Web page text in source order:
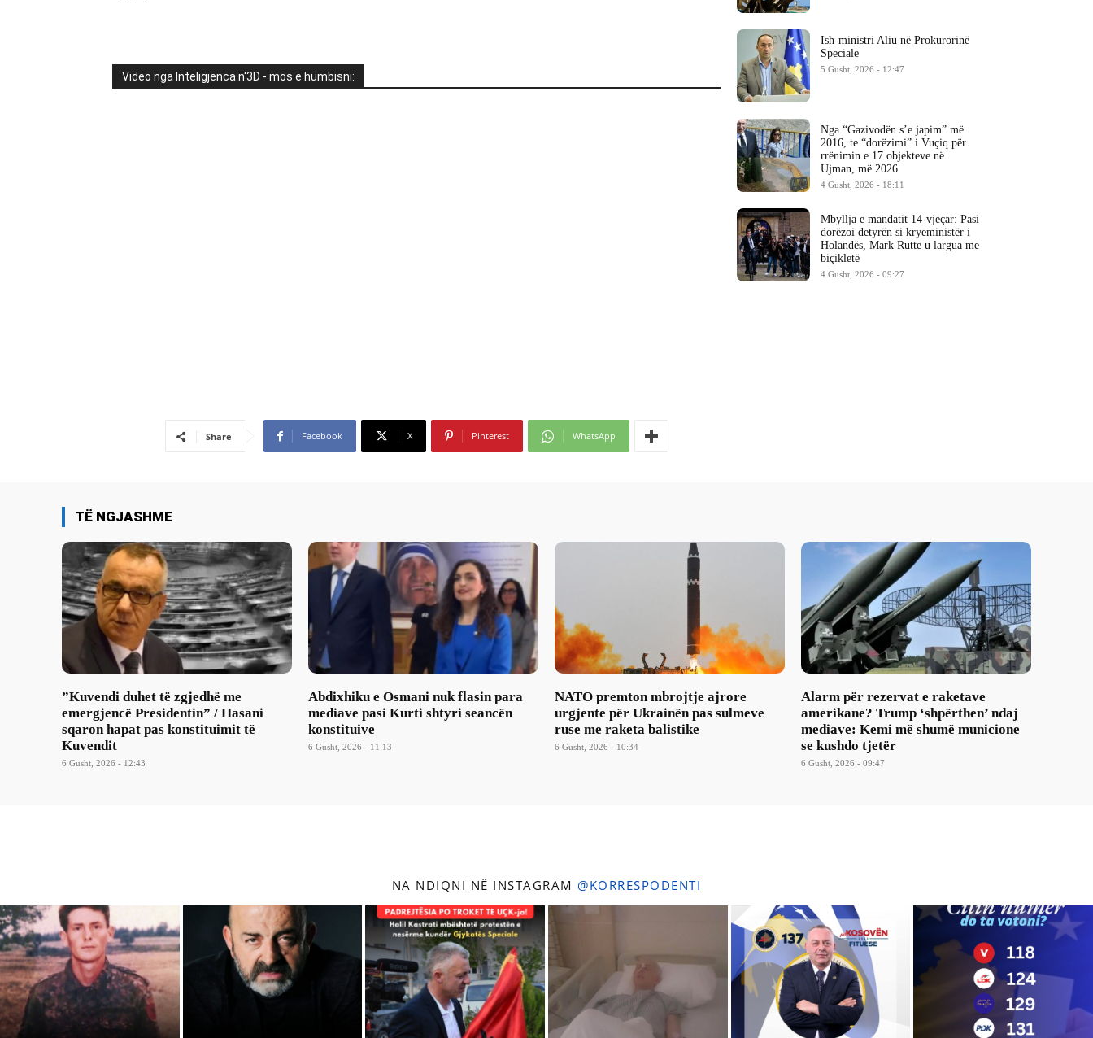
Video nga Inteligjenca n'3D - mos e humbisni:
Share Facebook X Pinterest WhatsApp
Ish-ministri ​Aliu në Prokurorinë
Speciale
5 Gusht, 2026 - 12:47
Nga “Gazivodën s’e japim” më
2016, te “dorëzimi” i Vuçiq për
rrënimin e 17 objekteve në
Ujman, më 2026
4 Gusht, 2026 - 18:11
Mbyllja e mandatit 14-vjeçar: Pasi
dorëzoi detyrën si kryeministër i
Holandës, Mark Rutte u largua me
biçikletë
4 Gusht, 2026 - 09:27
TË NGJASHME
​”Kuvendi duhet të zgjedhë me
emergjencë Presidentin” / Hasani
sqaron hapat pas konstituimit të
Kuvendit
6 Gusht, 2026 - 12:43
Abdixhiku e Osmani nuk flasin para
mediave pasi Kurti shtyri seancën
konstituive
6 Gusht, 2026 - 11:13
NATO premton mbrojtje ajrore
urgjente për Ukrainën pas sulmeve
ruse me raketa balistike
6 Gusht, 2026 - 10:34
Alarm për rezervat e raketave
amerikane? Trump ‘shpërthen’ ndaj
mediave: Kemi më shumë municione
se kushdo tjetër
6 Gusht, 2026 - 09:47
NA NDIQNI NË INSTAGRAM @KORRESPODENTI